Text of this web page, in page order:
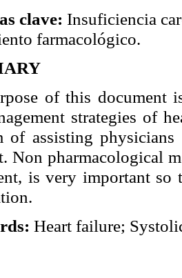
clave: Insuficiencia
farmacológico.
of this document
strategies of
of assisting
Non pharmacological
is very important
Heart failure;